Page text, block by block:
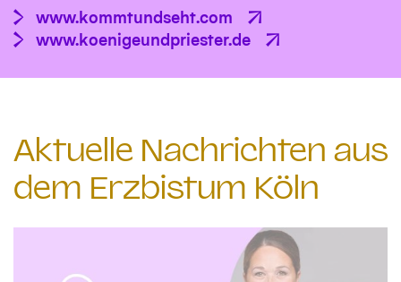
www.kommtundseht.com
www.koenigeundpriester.de
Aktuelle Nachrichten aus
dem Erzbistum Köln